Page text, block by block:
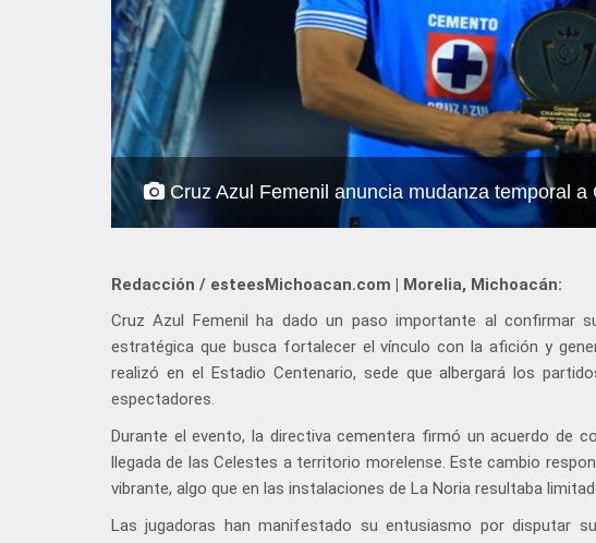
Cruz Azul Femenil anuncia mudanza temporal a
Redacción / esteesMichoacan.com | Morelia, Michoacán:
Cruz Azul Femenil ha dado un paso importante al confirmar
estratégica que busca fortalecer el vínculo con la afición y
realizó en el Estadio Centenario, sede que albergará los
espectadores.
Durante el evento, la directiva cementera firmó un acuerdo de
llegada de las Celestes a territorio morelense. Este cambio
vibrante, algo que en las instalaciones de La Noria resultaba
Las jugadoras han manifestado su entusiasmo por disputar